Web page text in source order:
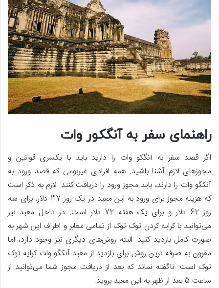
راهنمای سفر به آنگکور وات
اگر قصد سفر به آنگکو وات را دارید باید با یکسری قوانین و
مجوزهای لازم آشنا باشید. همه افرادی غیربومی که قصد ورود به
آنکگو وات را دارند، باید مجوز ورود را دریافت کنند. لازم به ذکر است
که هزینه مجوز برای ورود به این معبد در یک روز 37 دلار، برای سه
روز 62 دلار و برای یک هفته 72 دلار است. در داخل معبد نیز
می‌توانید با کرایه کردن توک توک از تمامی معابر و اطراف این شهر به
صورت کامل بازدید کنید. البته روش‌های دیگری نیز وجود دارد، اما
مقرون به صرفه ترین روش برای بازدید از معبد آنکگو وات کرایه توک
توک است. ناگفته نماند که بعد از دریافت مجوز شما می‌توانید از
ساعت 5 بعد از ظهر به این معبد بروید.